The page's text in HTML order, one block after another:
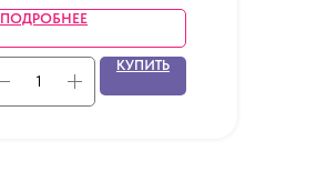
ПОДРОБНЕЕ
КУПИТЬ